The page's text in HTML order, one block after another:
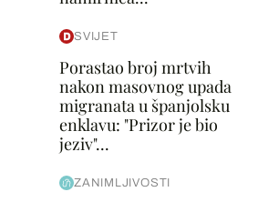
SVIJET
Porastao broj mrtvih
nakon masovnog upada
migranata u španjolsku
enklavu: "Prizor je bio
jeziv"...
ZANIMLJIVOSTI